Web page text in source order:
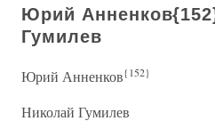
Юрий
Гумилев
Юрий Анненков{152}
Николай Гумилев